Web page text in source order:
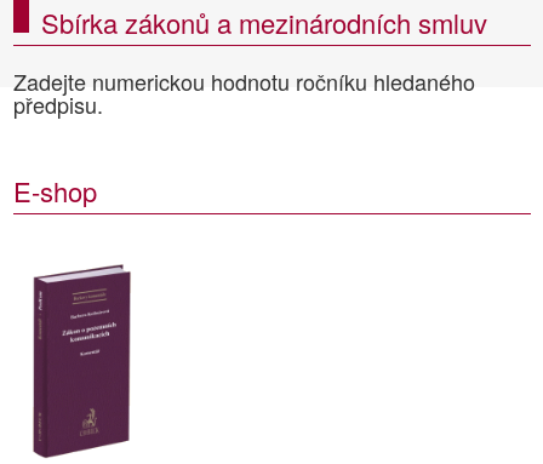
Sbírka zákonů a mezinárodních smluv
Zadejte numerickou hodnotu ročníku hledaného
předpisu.
E-shop